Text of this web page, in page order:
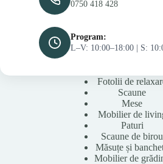
0750 418 428
Program:
L–V: 10:00–18:00 | S:
Fotolii de
Scaune
Mese
Mobilier de
Paturi
Scaune de birou
Măsuțe și
Mobilier de